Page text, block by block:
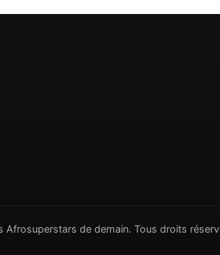
Afrosuperstars de demain. Tous droits